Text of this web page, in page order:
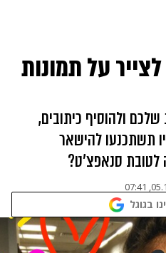
על תמונות
ולהוסיף כיתובים,
תשתכנעו להישאר
לטובת סנאפצ'ט?
בגוגל